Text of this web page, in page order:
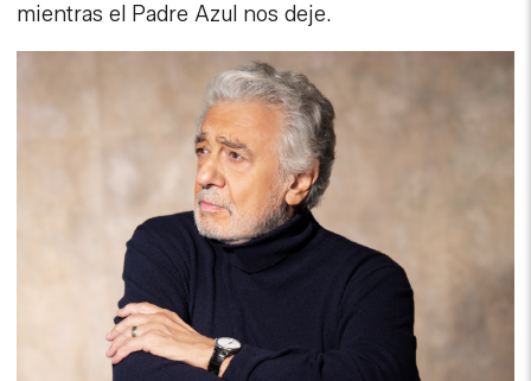
mientras el Padre Azul nos deje.